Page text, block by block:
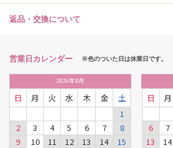
返品・交換について
営業日カレンダー ※色のついた日は休業日です。
2026年8月
日 月 火 水 木 金
土
1
2
3 4 5 6 7
8
9
10 11 12 13 14
15
日 月
6
7
13
14